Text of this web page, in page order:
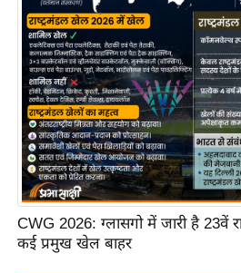
ण
स
म
सा
म
यि
क
मा
तृ
भू
मि
CWG 2026: ग्लासगो में जारी है 23वें
कई प्रमुख खेल बाहर